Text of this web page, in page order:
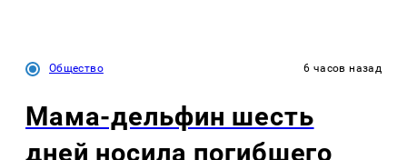
Общество 6 часов назад
Мама-дельфин шесть
дней носила погибшего